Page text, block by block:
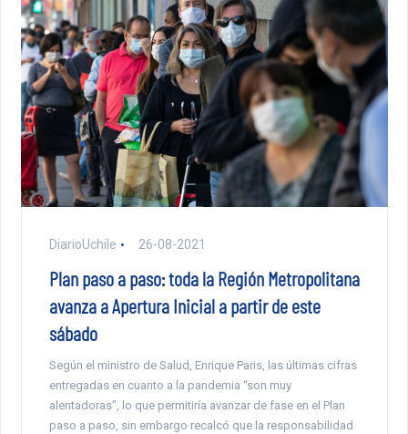
DiarioUchile 26-08-2021
Plan paso a paso: toda la Región Metropolitana
avanza a Apertura Inicial a partir de este
sábado
Según el ministro de Salud, Enrique Paris, las últimas cifras
entregadas en cuanto a la pandemia “son muy
alentadoras”, lo que permitiría avanzar de fase en el Plan
paso a paso, sin embargo recalcó que la responsabilidad